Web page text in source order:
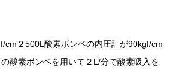
２500L酸素ボンベの内圧計が90kgf/cm
酸素ボンベを用いて２L/分で酸素吸入を